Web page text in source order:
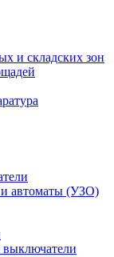
и складских зон
автоматы (УЗО)
выключатели